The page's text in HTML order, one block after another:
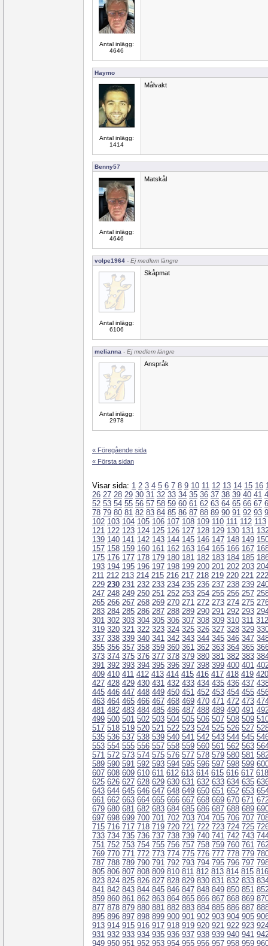
Antal inlägg:
4646
Haymo
Antal inlägg:
1414
Målvakt
Benny57
Antal inlägg:
4646
Matskål
volpe1964 - Ej medlem längre
Antal inlägg:
6106
Skåpmat
melianna - Ej medlem längre
Antal inlägg:
2978
Anspråk
« Föregående sida
« Första sidan
Visar sida: 1 2 3 4 5 6 7 8 9 10 11 12 13 14 15 16
26 27 28 29 30 31 32 33 34 35 36 37 38 39 40 41
52 53 54 55 56 57 58 59 60 61 62 63 64 65 66 67
78 79 80 81 82 83 84 85 86 87 88 89 90 91 92 93
102 103 104 105 106 107 108 109 110 111 112 113
121 122 123 124 125 126 127 128 129 130 131
139 140 141 142 143 144 145 146 147 148 149
157 158 159 160 161 162 163 164 165 166 167
175 176 177 178 179 180 181 182 183 184 185
193 194 195 196 197 198 199 200 201 202 203
211 212 213 214 215 216 217 218 219 220 221 222
229 230 231 232 233 234 235 236 237 238 239
247 248 249 250 251 252 253 254 255 256 257
265 266 267 268 269 270 271 272 273 274 275
283 284 285 286 287 288 289 290 291 292 293
301 302 303 304 305 306 307 308 309 310 311 312
319 320 321 322 323 324 325 326 327 328 329
337 338 339 340 341 342 343 344 345 346 347
355 356 357 358 359 360 361 362 363 364 365
373 374 375 376 377 378 379 380 381 382 383
391 392 393 394 395 396 397 398 399 400 401
409 410 411 412 413 414 415 416 417 418 419 420
427 428 429 430 431 432 433 434 435 436 437
445 446 447 448 449 450 451 452 453 454 455
463 464 465 466 467 468 469 470 471 472 473
481 482 483 484 485 486 487 488 489 490 491
499 500 501 502 503 504 505 506 507 508 509
517 518 519 520 521 522 523 524 525 526 527
535 536 537 538 539 540 541 542 543 544 545
553 554 555 556 557 558 559 560 561 562 563
571 572 573 574 575 576 577 578 579 580 581
589 590 591 592 593 594 595 596 597 598 599
607 608 609 610 611 612 613 614 615 616 617 618
625 626 627 628 629 630 631 632 633 634 635
643 644 645 646 647 648 649 650 651 652 653
661 662 663 664 665 666 667 668 669 670 671
679 680 681 682 683 684 685 686 687 688 689
697 698 699 700 701 702 703 704 705 706 707
715 716 717 718 719 720 721 722 723 724 725
733 734 735 736 737 738 739 740 741 742 743
751 752 753 754 755 756 757 758 759 760 761
769 770 771 772 773 774 775 776 777 778 779
787 788 789 790 791 792 793 794 795 796 797
805 806 807 808 809 810 811 812 813 814 815 816
823 824 825 826 827 828 829 830 831 832 833
841 842 843 844 845 846 847 848 849 850 851
859 860 861 862 863 864 865 866 867 868 869
877 878 879 880 881 882 883 884 885 886 887
895 896 897 898 899 900 901 902 903 904 905
913 914 915 916 917 918 919 920 921 922 923
931 932 933 934 935 936 937 938 939 940 941
949 950 951 952 953 954 955 956 957 958 959